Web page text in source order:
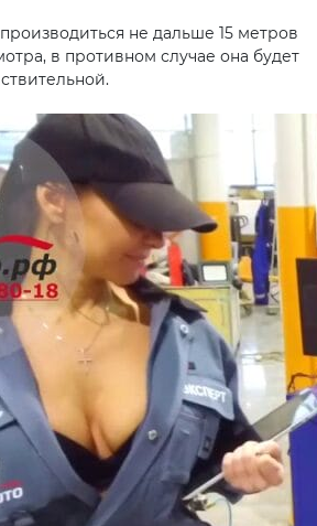
не дальше 15 метров
в противном случае она будет